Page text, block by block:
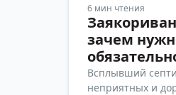
6 мин чтения
зачем
Всплывший
неприятных и